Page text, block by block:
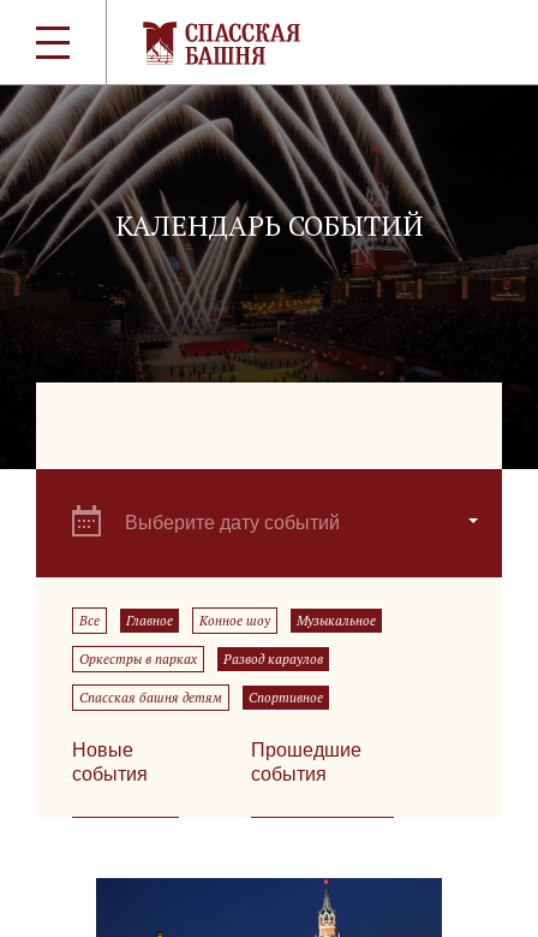
КАЛЕНДАРЬ СОБЫТИЙ
Выберите дату событий
Все Главное Конное шоу Музыкальное
Оркестры в парках Развод караулов
Спасская башня детям Спортивное
Новые
события
Прошедшие
события